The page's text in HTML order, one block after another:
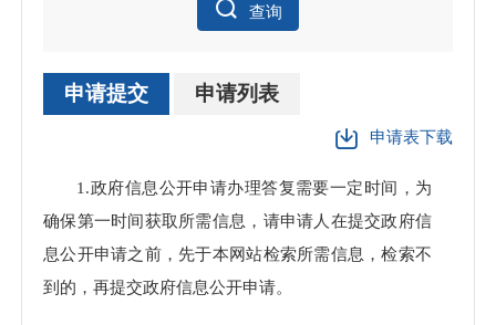
查询
申请提交 申请列表
申请表下载
1.政府信息公开申请办理答复需要一定时间，为
确保第一时间获取所需信息，请申请人在提交政府信
息公开申请之前，先于本网站检索所需信息，检索不
到的，再提交政府信息公开申请。